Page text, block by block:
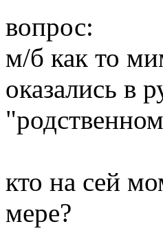
вопрос:
м/б как то
оказались в
кто на сей
мере?